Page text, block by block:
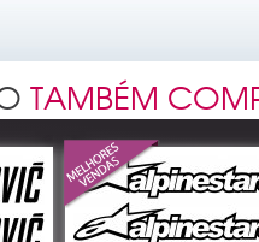
TAMBÉM